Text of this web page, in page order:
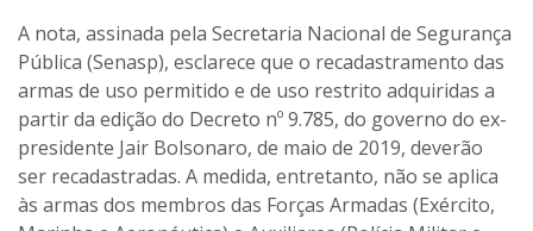
A nota, assinada pela Secretaria Nacional de Segurança
Pública (Senasp), esclarece que o recadastramento das
armas de uso permitido e de uso restrito adquiridas a
partir da edição do Decreto nº 9.785, do governo do ex-
presidente Jair Bolsonaro, de maio de 2019, deverão
ser recadastradas. A medida, entretanto, não se aplica
às armas dos membros das Forças Armadas (Exército,